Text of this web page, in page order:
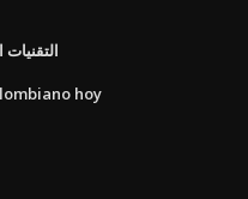
hoy